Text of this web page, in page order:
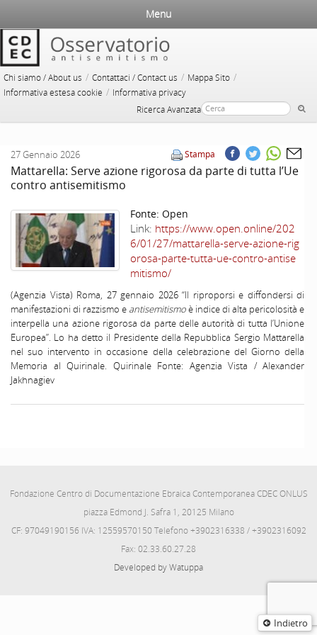
Chi siamo / About us / Contattaci / Contact us / Mappa Sito /
Informativa estesa cookie / Informativa privacy
Ricerca Avanzata
Menu
Indietro
Stampa
27 Gennaio 2026
Mattarella: Serve azione rigorosa da parte di tutta l’Ue
contro antisemitismo
Fonte: Open
Link: https://www.open.online/202
6/01/27/mattarella-serve-azione-rig
orosa-parte-tutta-ue-contro-antise
mitismo/
(Agenzia Vista) Roma, 27 gennaio 2026 “Il riproporsi e diffondersi di
manifestazioni di razzismo e antisemitismoè indice di alta pericolosità e
interpella una azione rigorosa da parte delle autorità di tutta l’Unione
Europea”. Lo ha detto il Presidente della Repubblica Sergio Mattarella
nel suo intervento in occasione della celebrazione del Giorno della
Memoria al Quirinale. Quirinale Fonte: Agenzia Vista / Alexander
Jakhnagiev
Fondazione Centro di Documentazione Ebraica Contemporanea CDEC ONLUS
piazza Edmond J. Safra 1, 20125 Milano
CF: 97049190156 IVA: 12559570150 Telefono +3902316338 / +3902316092
Fax: 02.33.60.27.28
Developed by Watuppa